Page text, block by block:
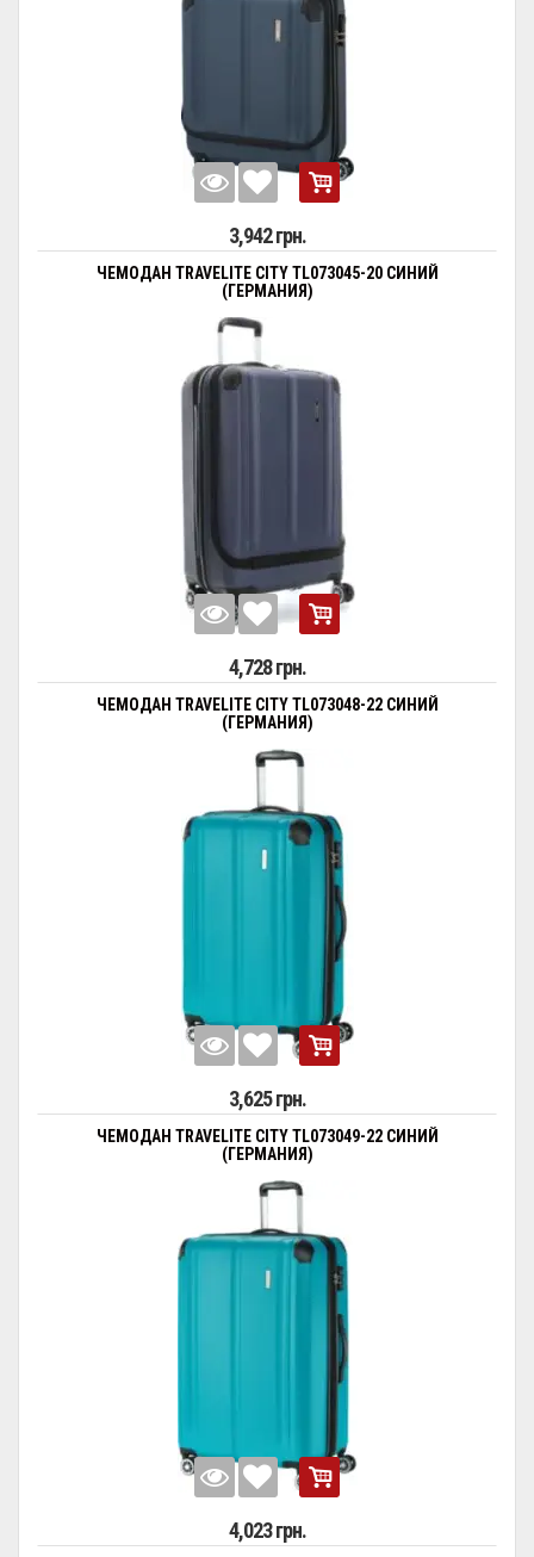
3,942 грн.
ЧЕМОДАН TRAVELITE CITY TL073045-20 СИНИЙ
(ГЕРМАНИЯ)
4,728 грн.
ЧЕМОДАН TRAVELITE CITY TL073048-22 СИНИЙ
(ГЕРМАНИЯ)
3,625 грн.
ЧЕМОДАН TRAVELITE CITY TL073049-22 СИНИЙ
(ГЕРМАНИЯ)
4,023 грн.